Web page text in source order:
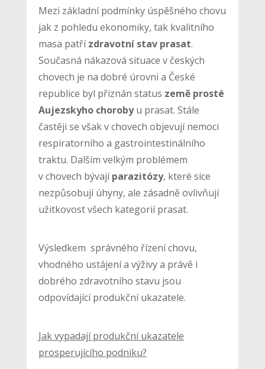
Mezi základní podmínky úspěšného chovu
jak z pohledu ekonomiky, tak kvalitního
masa patřízdravotní stav prasat.
Současná nákazová situace v českých
chovech je na dobré úrovni a České
republice byl přiznán status země prosté
Aujezskyho chorobyu prasat. Stále
častěji se však v chovech objevují nemoci
respiratorního a gastrointestinálního
traktu. Dalším velkým problémem
v chovech bývajíparazitózy, které sice
nezpůsobují úhyny, ale zásadně ovlivňují
užitkovost všech kategorií prasat.
Výsledkem správného řízení chovu,
vhodného ustájení a výživy a právě i
dobrého zdravotního stavu jsou
odpovídající produkční ukazatele.
Jak vypadají produkční ukazatele
prosperujícího podniku?